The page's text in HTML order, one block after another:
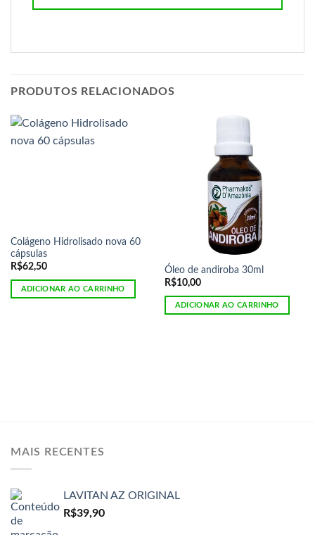
PRODUTOS RELACIONADOS
Colágeno Hidrolisado nova 60
cápsulas
R$62,50
ADICIONAR AO CARRINHO
Óleo de andiroba 30ml
R$10,00
ADICIONAR AO CARRINHO
MAIS RECENTES
LAVITAN AZ ORIGINAL
R$39,90